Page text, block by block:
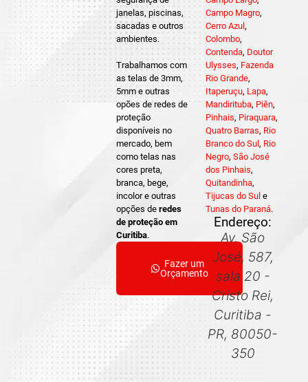
janelas, piscinas,
sacadas e outros
ambientes.
Trabalhamos com
as telas de 3mm,
5mm e outras
opões de redes de
proteção
disponíveis no
mercado, bem
como telas nas
cores preta,
branca, bege,
incolor e outras
opções deredes
de proteção em
Curitiba.
Fazer um
Orçamento
Campo Magro,
Cerro Azul ,
Colombo,
Contenda, Doutor
Ulysses, Fazenda
Rio Grande,
Itaperuçu, Lapa,
Mandirituba, Piên,
Pinhais, Piraquara,
Quatro Barras, Rio
Branco do Sul , Rio
Negro, São José
dos Pinhais,
Quitandinha,
Tijucas do Sul e
Tunas do Paraná.
Endereço:
Av. São
José, 587,
sala 20 -
Cristo Rei,
Curitiba -
PR, 80050-
350